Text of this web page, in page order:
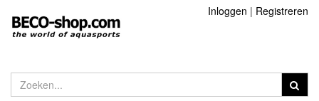
Inloggen | Registreren